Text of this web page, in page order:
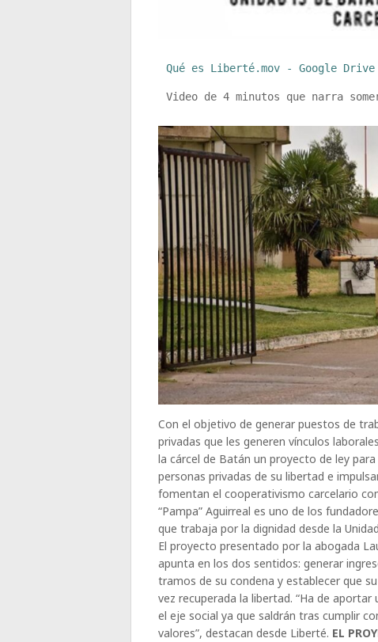
Qué es Liberté.mov - Google Drive
Video de 4 minutos que narra
Con el objetivo de generar puestos de
privadas que les generen vínculos
la cárcel de Batán un proyecto de ley
personas privadas de su libertad e
fomentan el cooperativismo carcelario
“Pampa” Aguirreal es uno de los
que trabaja por la dignidad desde la
El proyecto presentado por la abogada
apunta en los dos sentidos: generar
tramos de su condena y establecer que
vez recuperada la libertad. “Ha de
el eje social ya que saldrán tras cumplir
valores”, destacan desde Liberté. EL